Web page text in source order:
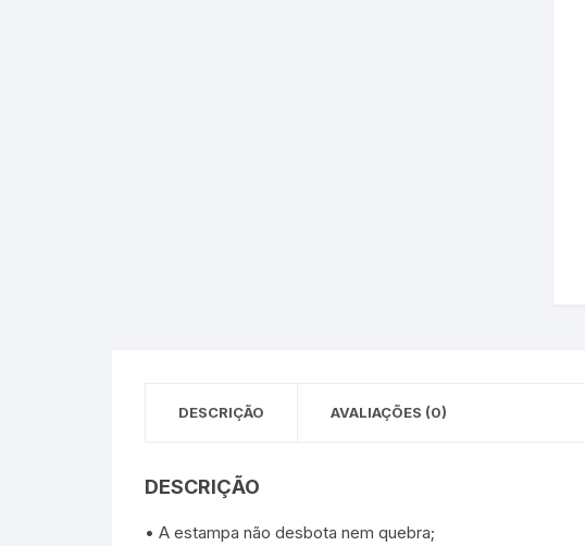
DESCRIÇÃO AVALIAÇÕES (0)
DESCRIÇÃO
• A estampa não desbota nem quebra;